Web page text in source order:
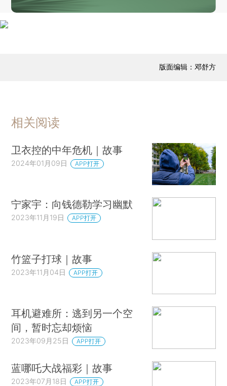
版面编辑：邓舒方
相关阅读
卫衣控的中年危机｜故事
2024年01月09日 APP打开
宁家宇：向钱德勒学习幽默
2023年11月19日 APP打开
竹篮子打球｜故事
2023年11月04日 APP打开
耳机避难所：逃到另一个空
间，暂时忘却烦恼
2023年09月25日 APP打开
蓝哪吒大战福彩｜故事
2023年07月18日 APP打开